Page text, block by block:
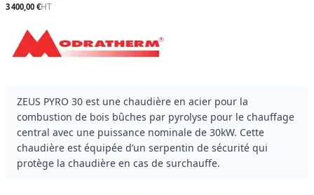
3 400,00 €
ZEUS PYRO 30 est une chaudière en acier pour la
combustion de bois bûches par pyrolyse pour le chauffage
central avec une puissance nominale de 30kW. Cette
chaudière est équipée d’un serpentin de sécurité qui
protège la chaudière en cas de surchauffe.